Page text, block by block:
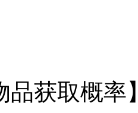
品获取概率